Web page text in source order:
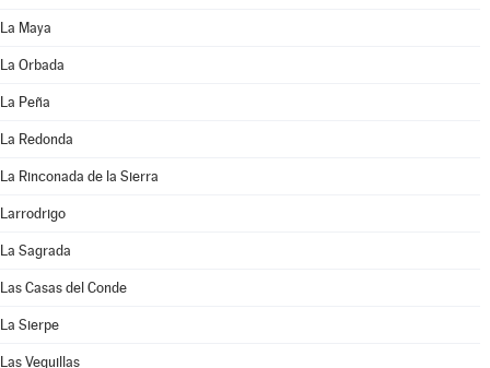
La Maya
La Orbada
La Peña
La Redonda
La Rinconada de la Sierra
Larrodrigo
La Sagrada
Las Casas del Conde
La Sierpe
Las Veguillas